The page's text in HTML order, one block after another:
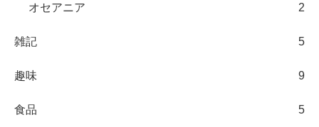
オセアニア 2
雑記 5
趣味 9
食品 5